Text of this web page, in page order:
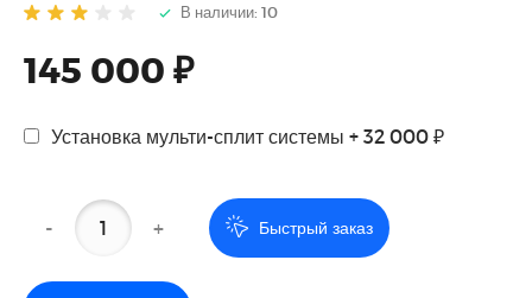
В наличии: 10
145 000 ₽
Установка мульти-сплит системы + 32 000 ₽
- + Быстрый заказ